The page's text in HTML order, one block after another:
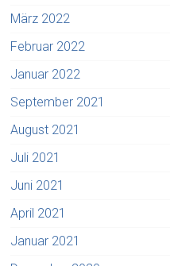
März 2022
Februar 2022
Januar 2022
September 2021
August 2021
Juli 2021
Juni 2021
April 2021
Januar 2021